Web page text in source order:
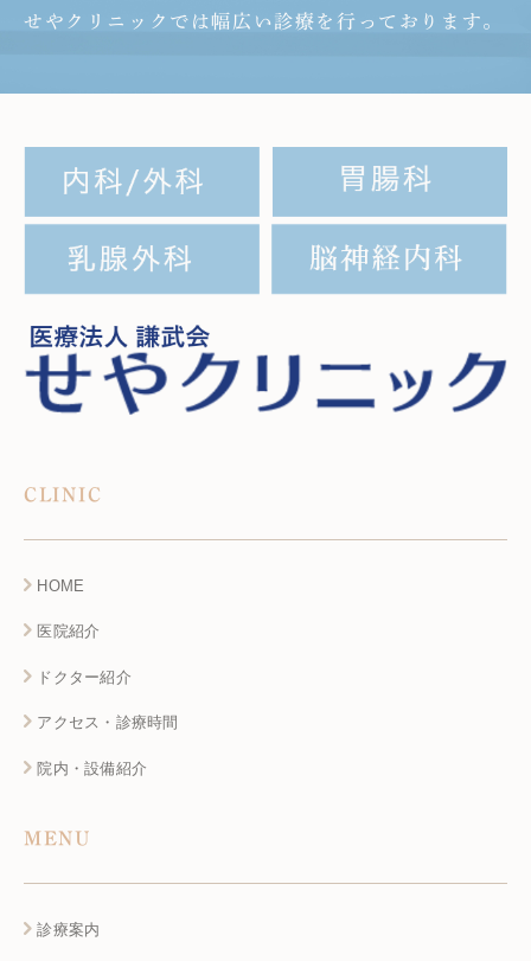
せやクリニックでは幅広い診療を行っております。
CLINIC
HOME
医院紹介
ドクター紹介
アクセス・診療時間
院内・設備紹介
MENU
診療案内